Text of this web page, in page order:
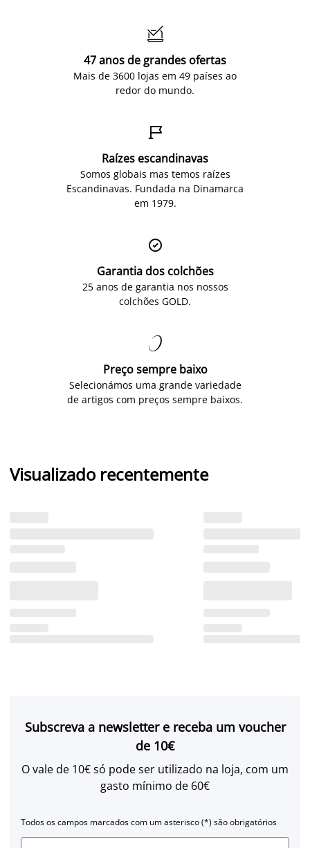

47 anos de grandes ofertas
Mais de 3600 lojas em 49 países ao
redor do mundo.

Raízes escandinavas
Somos globais mas temos raízes
Escandinavas. Fundada na Dinamarca
em 1979.

Garantia dos colchões
25 anos de garantia nos nossos
colchões GOLD.

Preço sempre baixo
Selecionámos uma grande variedade
de artigos com preços sempre baixos.
Visualizado recentemente
Subscreva a newsletter e receba um voucher
de 10€
O vale de 10€ só pode ser utilizado na loja, com um
gasto mínimo de 60€
Todos os campos marcados com um asterisco (*) são obrigatórios